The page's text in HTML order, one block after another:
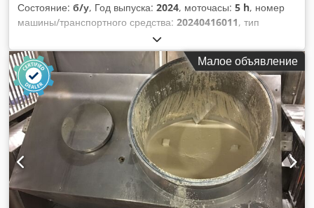
Состояние: б/у, Год выпуска: 2024, моточасы: 5 h, номер
машины/транспортного средства: 20240416011, тип
, производитель двигателей:
1106A-70TAG2, Назначение: Строительство Собственный
вес: 1 825 кг Мощность генератора: 165 кВА Габариты
грузового отсека: 305 x 113 x 173 см Dcjdpjw Dag Esfx
Amyok Маркировка CE: да Объём водяного бака: 320 л
Свяжитесь с командой DPX для получения дополнительной
информации. = Дополнительные опции и аксессуары = -
Аккумулятор - Пульт управления - Стальная крыша - Бак
Малое объявление